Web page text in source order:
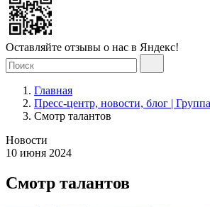
Оставляйте отзывы о нас в Яндекс!
Главная
Пресс-центр, новости, блог |
Смотр талантов
Новости
10 июня 2024
Смотр талантов